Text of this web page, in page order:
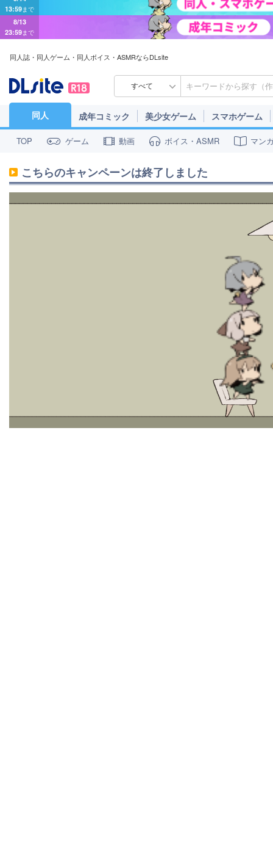
8/13
23:59まで
同人誌・同人ゲーム・同人ボイス・ASMRならDLsite
すべて
同人 成年コミック 美少女ゲーム スマホゲーム
TOP ゲーム 動画 ボイス・ASMR マン
こちらのキャンペーンは終了しました